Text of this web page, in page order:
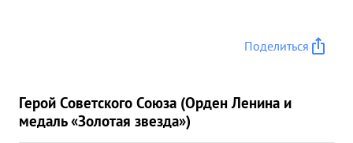
Поделиться
Герой Советского Союза (Орден Ленина и
медаль «Золотая звезда»)